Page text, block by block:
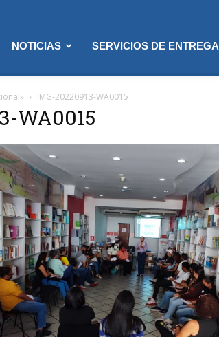
NOTICIAS SERVICIOS DE ENTREGA
IMG-20220913-WA0015
WA0015